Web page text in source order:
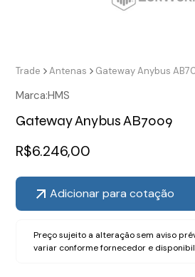
Trade Antenas Gateway Anybus
Marca:HMS
Gateway Anybus AB7009
R$6.246,00
Adicionar para cotação
Preço sujeito a alteração sem aviso
variar conforme fornecedor e